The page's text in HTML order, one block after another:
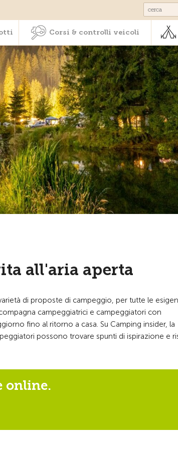
Corsi & controlli
Corsi & controlli veicoli
all'aria aperta
di proposte di campeggio, per tutte le
campeggiatrici e campeggiatori con
fino al ritorno a casa. Su Camping insider, la
possono trovare spunti di ispirazione e
online.